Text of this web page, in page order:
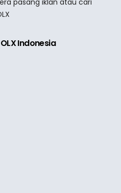
pasang iklan atau cari
Indonesia